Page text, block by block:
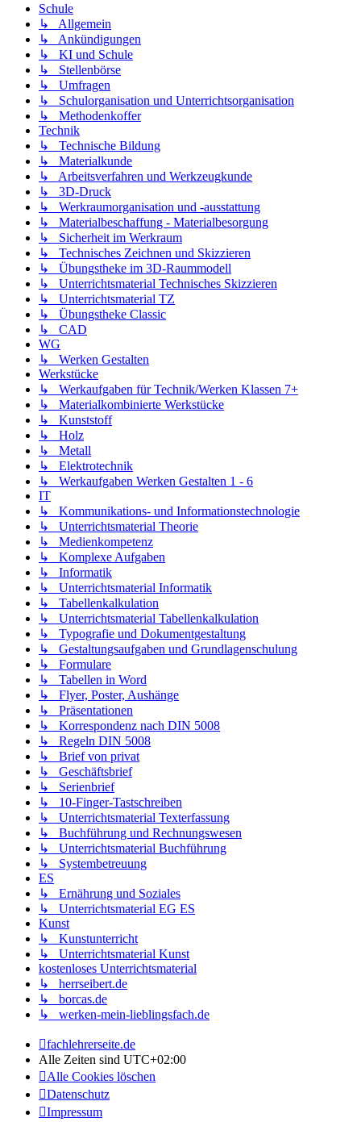
Schule
↳ Allgemein
↳ Ankündigungen
↳ KI und Schule
↳ Stellenbörse
↳ Umfragen
↳ Schulorganisation und Unterrichtsorganisation
↳ Methodenkoffer
Technik
↳ Technische Bildung
↳ Materialkunde
↳ Arbeitsverfahren und Werkzeugkunde
↳ 3D-Druck
↳ Werkraumorganisation und -ausstattung
↳ Materialbeschaffung - Materialbesorgung
↳ Sicherheit im Werkraum
↳ Technisches Zeichnen und Skizzieren
↳ Übungstheke im 3D-Raummodell
↳ Unterrichtsmaterial Technisches Skizzieren
↳ Unterrichtsmaterial TZ
↳ Übungstheke Classic
↳ CAD
WG
↳ Werken Gestalten
Werkstücke
↳ Werkaufgaben für Technik/Werken Klassen 7+
↳ Materialkombinierte Werkstücke
↳ Kunststoff
↳ Holz
↳ Metall
↳ Elektrotechnik
↳ Werkaufgaben Werken Gestalten 1 - 6
IT
↳ Kommunikations- und Informationstechnologie
↳ Unterrichtsmaterial Theorie
↳ Medienkompetenz
↳ Komplexe Aufgaben
↳ Informatik
↳ Unterrichtsmaterial Informatik
↳ Tabellenkalkulation
↳ Unterrichtsmaterial Tabellenkalkulation
↳ Typografie und Dokumentgestaltung
↳ Gestaltungsaufgaben und Grundlagenschulung
↳ Formulare
↳ Tabellen in Word
↳ Flyer, Poster, Aushänge
↳ Präsentationen
↳ Korrespondenz nach DIN 5008
↳ Regeln DIN 5008
↳ Brief von privat
↳ Geschäftsbrief
↳ Serienbrief
↳ 10-Finger-Tastschreiben
↳ Unterrichtsmaterial Texterfassung
↳ Buchführung und Rechnungswesen
↳ Unterrichtsmaterial Buchführung
↳ Systembetreuung
ES
↳ Ernährung und Soziales
↳ Unterrichtsmaterial EG ES
Kunst
↳ Kunstunterricht
↳ Unterrichtsmaterial Kunst
kostenloses Unterrichtsmaterial
↳ herrseibert.de
↳ borcas.de
↳ werken-mein-lieblingsfach.de
fachlehrerseite.de
Alle Zeiten sind UTC+02:00
Alle Cookies löschen
Datenschutz
Impressum